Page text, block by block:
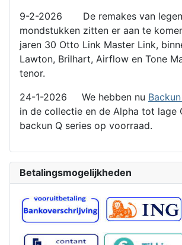
9-2-2026 De remakes van
mondstukken zitten er aan te
jaren 30 Otto Link Master Link,
Lawton, Brilhart, Airflow en Tone
tenor.
24-1-2026 We hebben nu
in de collectie en de Alpha tot lage
backun Q series op voorraad.
Betalingsmogelijkheden